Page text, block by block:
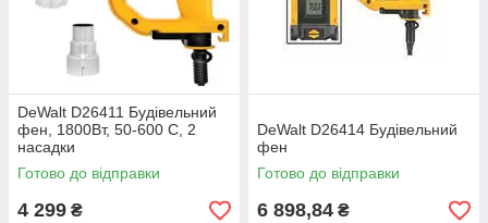
DeWalt D26411 Будівельний
фен, 1800Вт, 50-600 С, 2
насадки
Готово до відправки
4 299 ₴
DeWalt D26414 Будівельний
фен
Готово до відправки
6 898,84 ₴